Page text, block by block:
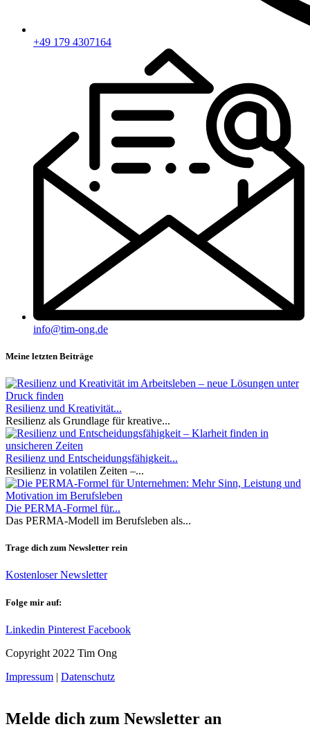
+49 179 4307164
info@tim-ong.de
Meine letzten Beiträge
Resilienz und Kreativität...
Resilienz als Grundlage für kreative...
Resilienz und Entscheidungsfähigkeit...
Resilienz in volatilen Zeiten –...
Die PERMA-Formel für...
Das PERMA-Modell im Berufsleben als...
Trage dich zum Newsletter rein
Kostenloser Newsletter
Folge mir auf:
Linkedin Pinterest Facebook
Copyright 2022 Tim Ong
Impressum | Datenschutz
Melde dich zum Newsletter an